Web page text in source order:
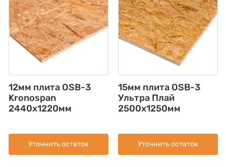
12мм плита OSB-3
Kronospan
2440x1220мм
Уточнить остаток
15мм плита OSB-3
Ультра Плай
2500x1250мм
Уточнить остаток